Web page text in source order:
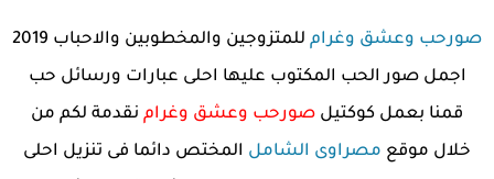
صورحب وعشق وغرام
للمتزوجين والمخطوبين والاحباب 2019
اجمل صور الحب المكتوب عليها احلى عبارات ورسائل حب
قمنا بعمل كوكتيل صورحب وعشق وغرام نقدمة لكم من
خلال موقع مصراوى الشامل المختص دائما فى تنزيل احلى